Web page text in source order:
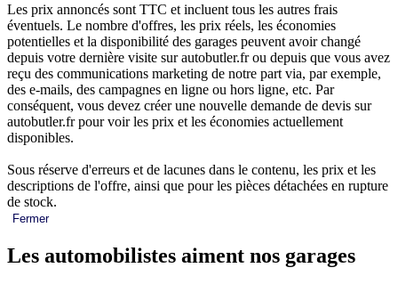
Les prix annoncés sont TTC et incluent tous les autres frais
éventuels. Le nombre d'offres, les prix réels, les économies
potentielles et la disponibilité des garages peuvent avoir changé
depuis votre dernière visite sur autobutler.fr ou depuis que vous avez
reçu des communications marketing de notre part via, par exemple,
des e-mails, des campagnes en ligne ou hors ligne, etc. Par
conséquent, vous devez créer une nouvelle demande de devis sur
autobutler.fr pour voir les prix et les économies actuellement
disponibles.
Sous réserve d'erreurs et de lacunes dans le contenu, les prix et les
descriptions de l'offre, ainsi que pour les pièces détachées en rupture
de stock.
Fermer
Les automobilistes aiment nos garages